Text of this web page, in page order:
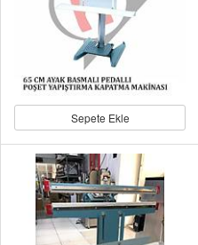
Sepete Ekle